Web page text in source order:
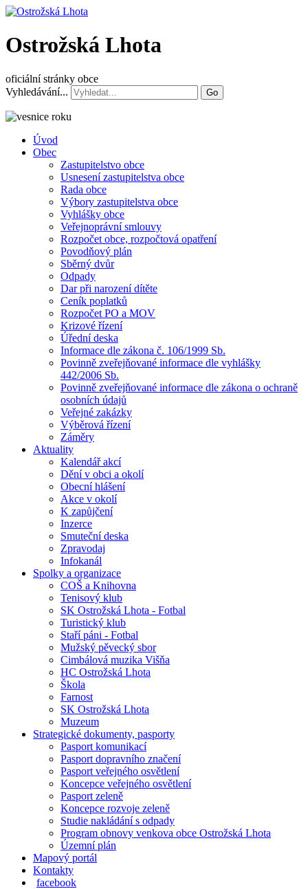
Ostrožská Lhota
oficiální stránky obce
Vyhledávání...
Go
Úvod
Obec
Zastupitelstvo obce
Usnesení zastupitelstva obce
Rada obce
Výbory zastupitelstva obce
Vyhlášky obce
Veřejnoprávní smlouvy
Rozpočet obce, rozpočtová opatření
Povodňový plán
Sběrný dvůr
Odpady
Dar při narození dítěte
Ceník poplatků
Rozpočet PO a MOV
Krizové řízení
Úřední deska
Informace dle zákona č. 106/1999 Sb.
Povinně zveřejňované informace dle vyhlášky
442/2006 Sb.
Povinně zveřejňované informace dle zákona o ochraně
osobních údajů
Veřejné zakázky
Výběrová řízení
Záměry
Aktuality
Kalendář akcí
Dění v obci a okolí
Obecní hlášení
Akce v okolí
K zapůjčení
Inzerce
Smuteční deska
Zpravodaj
Infokanál
Spolky a organizace
COŠ a Knihovna
Tenisový klub
SK Ostrožská Lhota - Fotbal
Turistický klub
Staří páni - Fotbal
Mužský pěvecký sbor
Cimbálová muzika Višňa
HC Ostrožská Lhota
Škola
Farnost
SK Ostrožská Lhota
Muzeum
Strategické dokumenty, pasporty
Pasport komunikací
Pasport dopravního značení
Pasport veřejného osvětlení
Koncepce veřejného osvětlení
Pasport zeleně
Koncepce rozvoje zeleně
Studie nakládání s odpady
Program obnovy venkova obce Ostrožská Lhota
Územní plán
Mapový portál
Kontakty
facebook